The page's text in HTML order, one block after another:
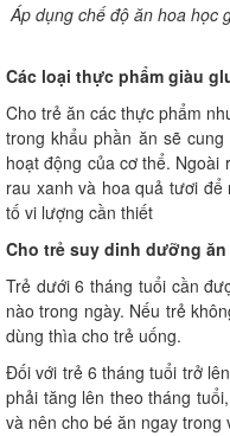
Áp dụng chế độ ăn hoa học
Các loại thực phẩm giàu
Cho trẻ ăn các thực phẩm
trong khẩu phần ăn sẽ
hoạt động của cơ thể.
rau xanh và hoa quả tươi
tố vi lượng cần thiết
Cho trẻ suy dinh dưỡng
Trẻ dưới 6 tháng tuổi cần
nào trong ngày. Nếu trẻ
dùng thìa cho trẻ uống.
Đối với trẻ 6 tháng tuổi trở
phải tăng lên theo tháng
và nên cho bé ăn ngay trong